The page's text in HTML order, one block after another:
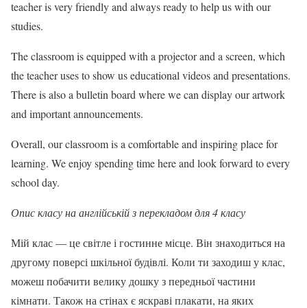
teacher is very friendly and always ready to help us with our
studies.
The classroom is equipped with a projector and a screen, which
the teacher uses to show us educational videos and presentations.
There is also a bulletin board where we can display our artwork
and important announcements.
Overall, our classroom is a comfortable and inspiring place for
learning. We enjoy spending time here and look forward to every
school day.
Опис класу на англійській з перекладом для 4 класу
Мій клас — це світле і гостинне місце. Він знаходиться на
другому поверсі шкільної будівлі. Коли ти заходиш у клас,
можеш побачити велику дошку з передньої частини
кімнати. Також на стінах є яскраві плакати, на яких